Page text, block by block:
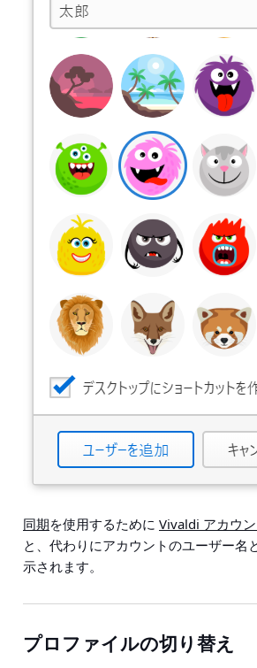
同期を使用するために Vivaldi アカウン
と、代わりにアカウントのユーザー名
示されます。
プロファイルの切り替え